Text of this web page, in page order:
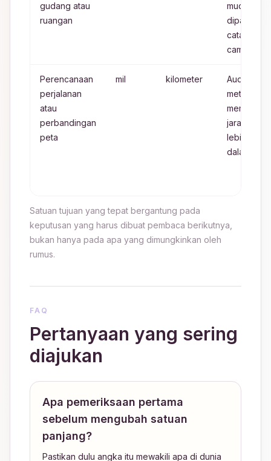
gudang atau
ruangan
mudah
dipakai
catatan
campuran
Perencanaan
perjalanan
atau
perbandingan
peta
mil kilometer
Audiens
metrik
membaca
jarak rute
lebih cepat
dalam km
Satuan tujuan yang tepat bergantung pada
keputusan yang harus dibuat pembaca berikutnya,
bukan hanya pada apa yang dimungkinkan oleh
rumus.
FAQ
Pertanyaan yang sering
diajukan
Apa pemeriksaan pertama
sebelum mengubah satuan
panjang?
Pastikan dulu angka itu mewakili apa di dunia